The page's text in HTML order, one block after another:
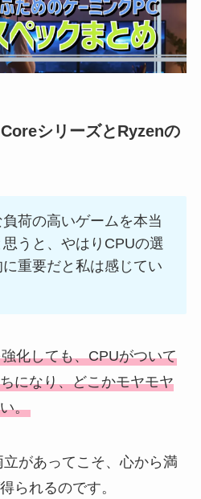
シリーズとRyzenの
荷の高いゲームを本当
うと、やはりCPUの選
重要だと私は感じてい
化しても、CPUがついて
になり、どこかモヤモヤ
。
があってこそ、心から満
られるのです。